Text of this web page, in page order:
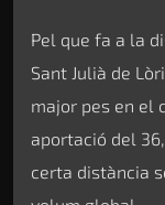
Pel que fa a la
Sant Julià de
major pes en el
aportació del
certa distància